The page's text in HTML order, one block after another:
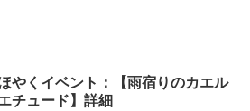
やくイベント：【雨宿りのカエル
チュード】詳細